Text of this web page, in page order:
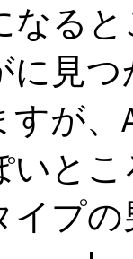
なる
に見
すが
いと
イプ